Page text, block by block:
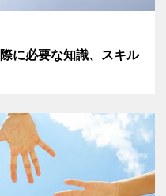
に必要な知識、スキル